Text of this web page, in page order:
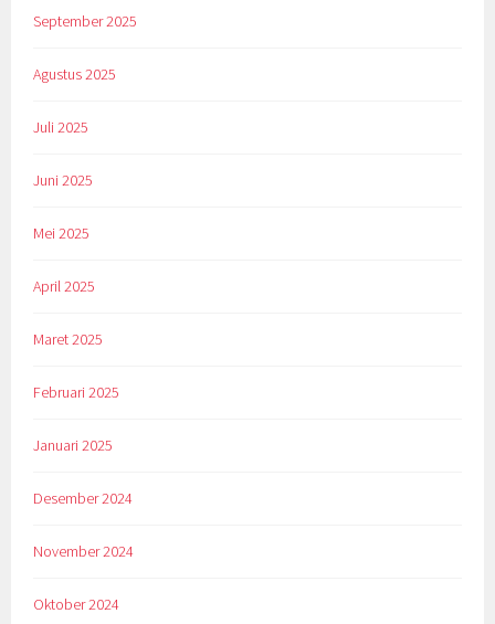
September 2025
Agustus 2025
Juli 2025
Juni 2025
Mei 2025
April 2025
Maret 2025
Februari 2025
Januari 2025
Desember 2024
November 2024
Oktober 2024